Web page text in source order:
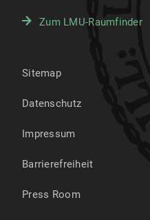
Zum LMU-Raumfinder
Sitemap
Datenschutz
Impressum
Barrierefreiheit
Press Room